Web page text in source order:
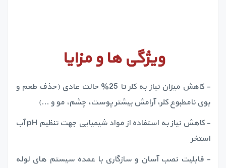
ویژگی ها و مزایا
- کاهش میزان نیاز به کلر تا 25% حالت عادی (حذف طعم و
بوی نامطبوع کلر، آرامش بیشتر پوست، چشم، مو و ...)
- کاهش نیاز به استفاده از مواد شیمیایی جهت تنظیم pH آب
استخر
- قابلیت نصب آسان و سازگاری با عمده سیستم های لوله